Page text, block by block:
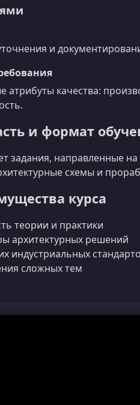
и
атрибуты качества:
и формат
задания, направленные
схемы и
курса
теории и практики
архитектурных решений
индустриальных
сложных тем